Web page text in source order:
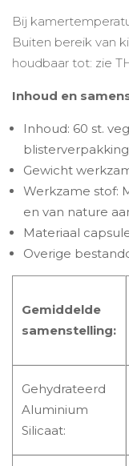
Bij
Buiten bereik van
houdbaar tot: zie
Inhoud en
Inhoud: 60 st.
blisterverpakking
Gewicht
Werkzame stof:
en van nature
Materiaal
Overige
Gemiddelde
samenstelling:
Gehydrateerd
Aluminium
Silicaat: